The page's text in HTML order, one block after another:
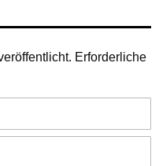
Erforderliche